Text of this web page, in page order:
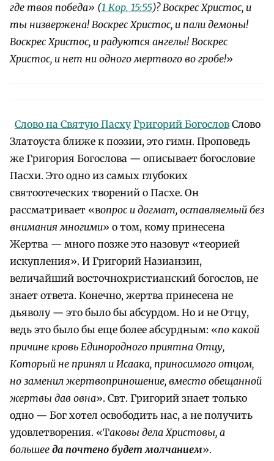
где твоя победа» (1 Кор. 15:55)? Воскрес Христос, и
ты низвержена! Воскрес Христос, и пали демоны!
Воскрес Христос, и радуются ангелы! Воскрес
Христос, и нет ни одного мертвого во гробе!»
Слово на Святую Пасху Григорий Богослов Слово
Златоуста ближе к поэзии, это гимн. Проповедь
же Григория Богослова — описывает богословие
Пасхи. Это одно из самых глубоких
святоотеческих творений о Пасхе. Он
рассматривает «вопрос и догмат, оставляемый без
внимания многими» о том, кому принесена
Жертва — много позже это назовут «теорией
искупления». И Григорий Назианзин,
величайший восточнохристианский богослов, не
знает ответа. Конечно, жертва принесена не
дьяволу — это было бы абсурдом. Но и не Отцу,
ведь это было бы еще более абсурдным: «по какой
причине кровь Единородного приятна Отцу,
Который не принял и Исаака, приносимого отцом,
но заменил жертвоприношение, вместо обещанной
жертвы дав овна». Свт. Григорий знает только
одно — Бог хотел освободить нас, а не получить
удовлетворения. «Таковы дела Христовы, а
большее да почтено будет молчанием».